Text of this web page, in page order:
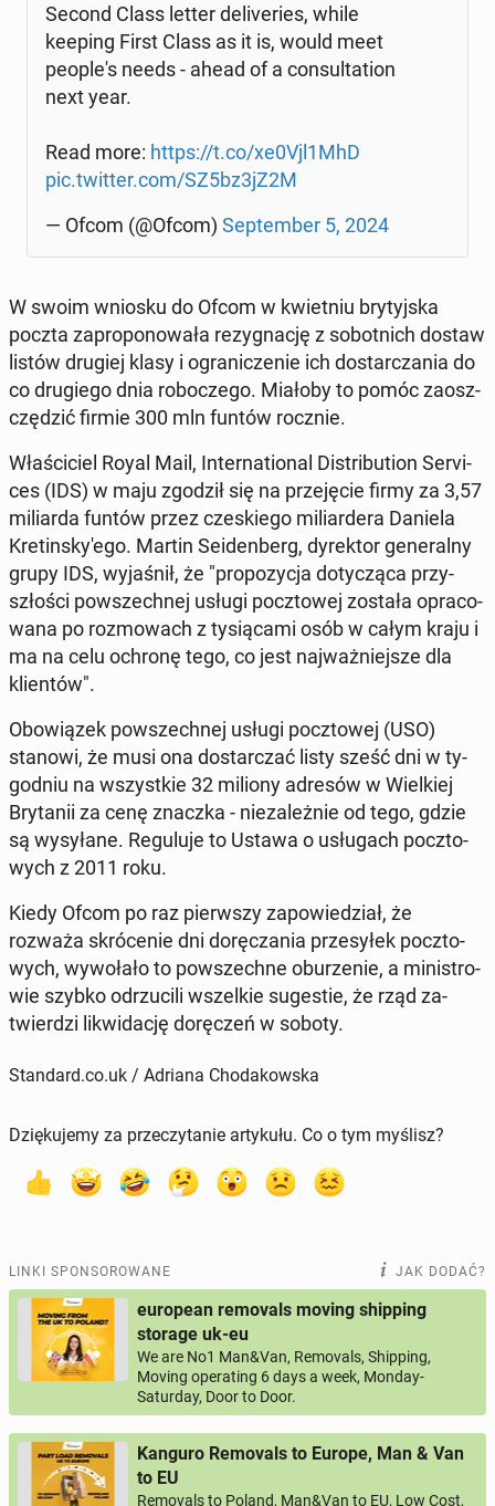
Second Class letter de­li­ve­ries, while
keeping First Class as it is, would meet
pe­ople­'s needs - ahead of a con­sul­ta­tion
next year.
Read more: https://t.co/xe0Vjl1MhD
pic.twitter.com/SZ5bz3jZ2M
— Ofcom (@Ofcom) Sep­tem­ber 5, 2024
W swoim wniosku do Ofcom w kwiet­niu bry­tyj­ska
poczta za­pro­po­no­wa­ła re­zy­gna­cję z so­bot­nich dostaw
listów drugiej klasy i ogra­ni­cze­nie ich do­star­cza­nia do
co dru­gie­go dnia ro­bo­cze­go. Miałoby to pomóc za­osz­
czę­dzić firmie 300 mln funtów rocznie.
Wła­ści­ciel Royal Mail, In­ter­na­tio­nal Di­stri­bu­tion Se­rvi­
ces (IDS) w maju zgodził się na prze­ję­cie firmy za 3,57
mi­liar­da funtów przez cze­skie­go mi­liar­de­ra Daniela
Kre­tin­sky­'e­go. Martin Se­iden­berg, dy­rek­tor ge­ne­ral­ny
grupy IDS, wy­ja­śnił, że "pro­po­zy­cja do­ty­czą­ca przy­
szło­ści po­wszech­nej usługi pocz­to­wej została opra­co­
wa­na po roz­mo­wach z ty­sią­ca­mi osób w całym kraju i
ma na celu ochronę tego, co jest naj­waż­niej­sze dla
klien­tów".
Obo­wią­zek po­wszech­nej usługi pocz­to­wej (USO)
stanowi, że musi ona do­star­czać listy sześć dni w ty­
go­dniu na wszyst­kie 32 miliony adresów w Wiel­kiej
Bry­ta­nii za cenę znaczka - nie­za­leż­nie od tego, gdzie
są wy­sy­ła­ne. Re­gu­lu­je to Ustawa o usłu­gach pocz­to­
wych z 2011 roku.
Kiedy Ofcom po raz pierw­szy za­po­wie­dział, że
rozważa skró­ce­nie dni do­rę­cza­nia prze­sy­łek pocz­to­
wych, wy­wo­ła­ło to po­wszech­ne obu­rze­nie, a mi­ni­stro­
wie szybko od­rzu­ci­li wszel­kie su­ge­stie, że rząd za­
twier­dzi li­kwi­da­cję do­rę­czeń w soboty.
Standard.co.uk / Adriana Chodakowska
Dziękujemy za przeczytanie artykułu. Co o tym myślisz?
LINKI SPONSOROWANE JAK DODAĆ?
european removals moving shipping
storage uk-eu
We are No1 Man&Van, Removals, Shipping,
Moving operating 6 days a week, Monday-
Saturday, Door to Door.
Kanguro Removals to Europe, Man & Van
to EU
Removals to Poland, Man&Van to EU, Low Cost,